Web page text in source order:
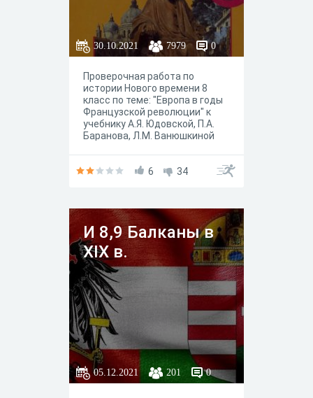
30.10.2021 7979 0
Проверочная работа по
истории Нового времени 8
класс по теме: "Европа в годы
Французской революции" к
учебнику А.Я. Юдовской, П.А.
Баранова, Л.М. Ванюшкиной
"Просвещение" 2020 год.
6 34
И 8,9 Балканы в
XIX в.
05.12.2021 201 0